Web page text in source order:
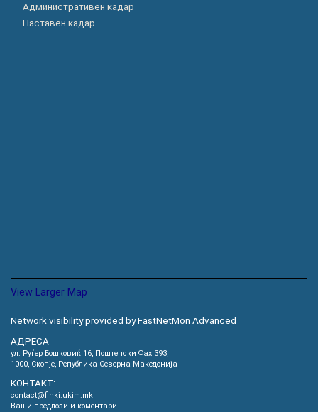
Административен кадар
Наставен кадар
View Larger Map
Network visibility provided by FastNetMon Advanced
АДРЕСА
ул. Руѓер Бошковиќ 16, Пoштенски Фах 393,
1000, Скопје, Република Северна Македонија
КОНТАКТ:
contact@finki.ukim.mk
Ваши предлози и коментари